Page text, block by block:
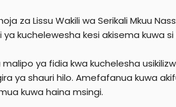
za Lissu Wakili wa Serikali Mkuu
ya kuchelewesha kesi akisema kuwa si
malipo ya fidia kwa kuchelesha
ya shauri hilo. Amefafanua kuwa
kuwa haina msingi.